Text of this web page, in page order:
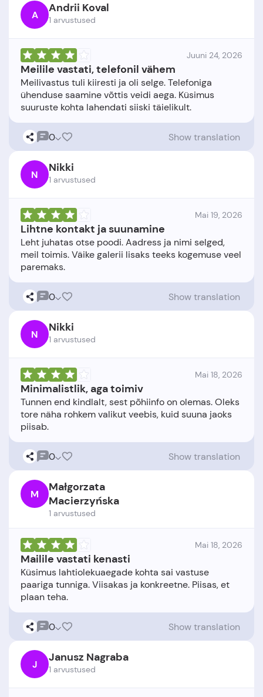
A Andrii Koval
1 arvustused
Juuni 24, 2026
Meilile vastati, telefonil vähem
Meilivastus tuli kiiresti ja oli selge. Telefoniga
ühenduse saamine võttis veidi aega. Küsimus
0 Show translation
N Nikki
1 arvustused
Mai 19, 2026
Lihtne kontakt ja suunamine
Leht juhatas otse poodi. Aadress ja nimi selged,
meil toimis. Väike galerii lisaks teeks kogemuse veel
0 Show translation
N Nikki
1 arvustused
Mai 18, 2026
Minimalistlik, aga toimiv
Tunnen end kindlalt, sest põhiinfo on olemas. Oleks
tore näha rohkem valikut veebis, kuid suuna jaoks
0 Show translation
M
Małgorzata
Macierzyńska
1 arvustused
Mai 18, 2026
Mailile vastati kenasti
Küsimus lahtiolekuaegade kohta sai vastuse
paariga tunniga. Viisakas ja konkreetne. Piisas, et
0 Show translation
J Janusz Nagraba
1 arvustused